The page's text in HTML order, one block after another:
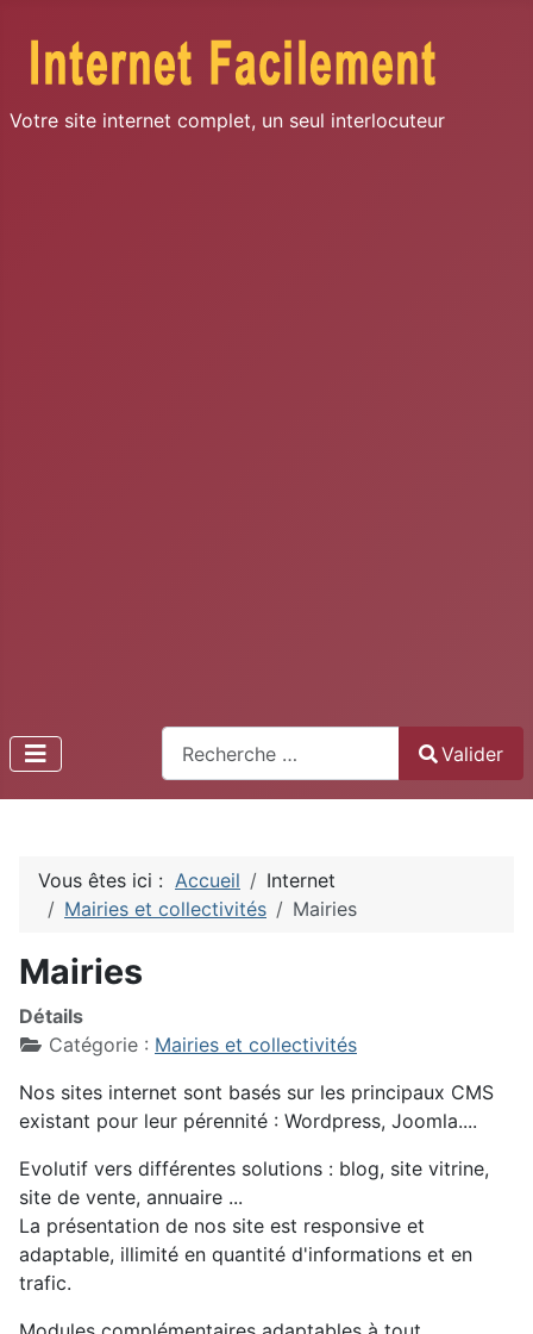
Votre site internet complet, un seul interlocuteur
Type 2 or more characters for results.
Valider
Vous êtes ici : Accueil
Internet
Mairies et collectivités
Mairies
Mairies
Détails
Catégorie : Mairies et collectivités
Nos sites internet sont basés sur les principaux CMS
existant pour leur pérennité : Wordpress, Joomla....
Evolutif vers différentes solutions : blog, site vitrine,
site de vente, annuaire ...
La présentation de nos site est responsive et
adaptable, illimité en quantité d'informations et en
trafic.